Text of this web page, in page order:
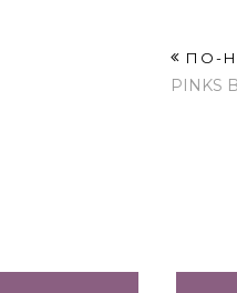
ПО-
PINKS